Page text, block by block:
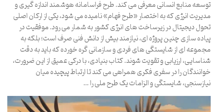
توسعه منابع انسانی معرفی می کند. طرح فراسامانه هوشمند اندازه گیری و
مدیریت انرژی که به اختصار «طرح فهام» نامیده می شود، یکی از ارکان اصلی
تحول دیجیتال در زیرساخت های انرژی کشور به شمار می رود. موفقیت در
پیاده سازی چنین پروژه ای، نیازمند بیش از دانش فنی صرف است؛ بلکه به
مجموعه ای از شایستگی های فردی و سازمانی گره خورده که باید به دقت
شناسایی، ارزیابی و تقویت شوند. کتاب بنیادی، با درکی عمیق از این ضرورت،
خوانندگان را در سفری فکری همراهی می کند تا ارتباط پیچیده میان
نیازسنجی، شایستگی و الزامات یک طرح ملی را …